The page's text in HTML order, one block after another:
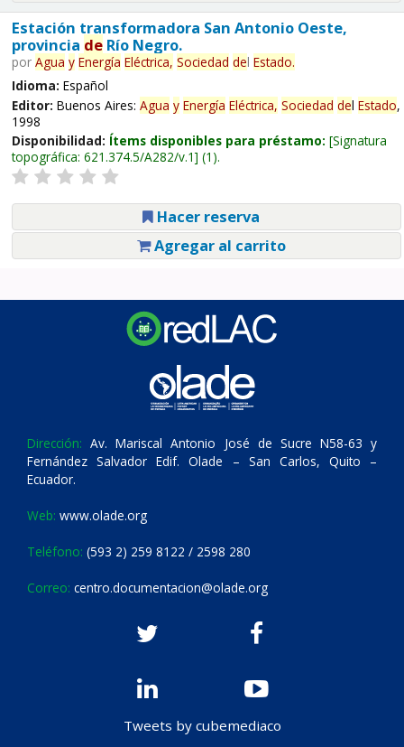
Estación transformadora San Antonio Oeste,
provincia deRío Negro.
por Agua y Energía Eléctrica, Sociedad del Estado.
Idioma: Español
Editor: Buenos Aires: Agua y Energía Eléctrica, Sociedad del Estado,
1998
Disponibilidad: Ítems disponibles para préstamo: Signatura
topográfica: 621.374.5/A282/v.1 (1).
Hacer reserva
Agregar al carrito
Dirección: Av. Mariscal Antonio José de Sucre N58-63 y
Fernández Salvador Edif. Olade – San Carlos, Quito –
Ecuador.
Web: www.olade.org
Teléfono: (593 2) 259 8122 / 2598 280
Correo: centro.documentacion@olade.org
Tweets by cubemediaco